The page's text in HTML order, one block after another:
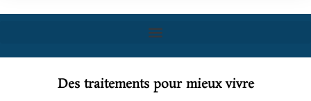
Des traitements pour mieux vivre